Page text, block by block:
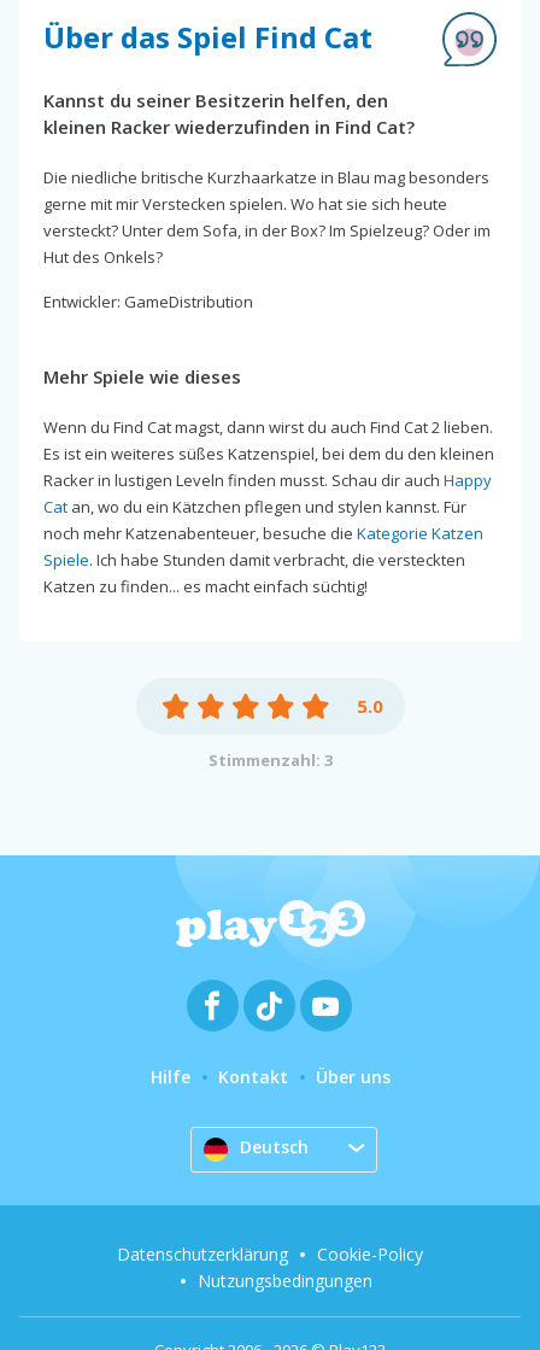
Über das Spiel Find Cat
Kannst du seiner Besitzerin helfen, den
kleinen Racker wiederzufinden in Find Cat?
Die niedliche britische Kurzhaarkatze in Blau mag besonders
gerne mit mir Verstecken spielen. Wo hat sie sich heute
versteckt? Unter dem Sofa, in der Box? Im Spielzeug? Oder im
Hut des Onkels?
Entwickler: GameDistribution
Mehr Spiele wie dieses
Wenn du Find Cat magst, dann wirst du auch Find Cat 2 lieben.
Es ist ein weiteres süßes Katzenspiel, bei dem du den kleinen
Racker in lustigen Leveln finden musst. Schau dir auch Happy
Cat an, wo du ein Kätzchen pflegen und stylen kannst. Für
noch mehr Katzenabenteuer, besuche die Kategorie Katzen
Spiele. Ich habe Stunden damit verbracht, die versteckten
Katzen zu finden... es macht einfach süchtig!
5.0
Stimmenzahl: 3
Hilfe Kontakt Über uns
Deutsch
Datenschutzerklärung
Cookie-Policy
Nutzungsbedingungen